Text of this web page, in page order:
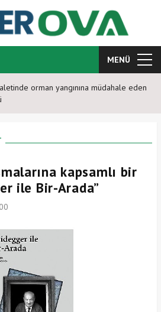
MENÜ
orman yangınına müdahale eden
kapsamlı bir
ile Bir-Arada”